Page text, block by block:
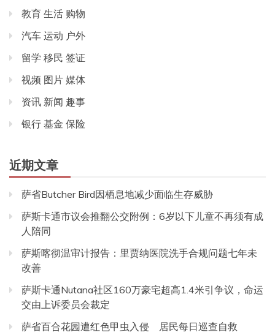
教育 生活 购物
汽车 运动 户外
留学 移民 签证
视频 图片 媒体
资讯 新闻 趣事
银行 基金 保险
近期文章
萨省Butcher Bird因栖息地减少面临生存威胁
萨斯卡通市议会推翻公交附例：6岁以下儿童不再须有成
人陪同
萨斯喀彻温审计报告：里贾纳医院洗手合规问题七年未
改善
萨斯卡通Nutana社区160万豪宅超高1.4米引争议，命运
交由上诉委员会裁定
萨省百合花园遭红色甲虫入侵 居民每日巡查自救